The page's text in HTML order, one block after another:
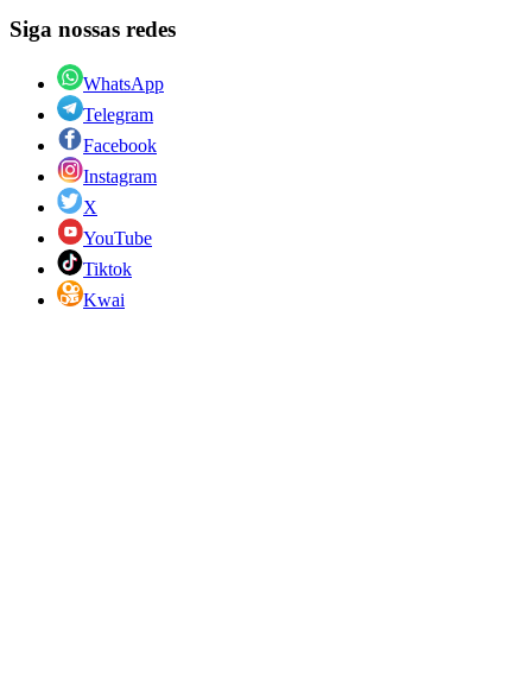
Siga nossas redes
WhatsApp
Telegram
Facebook
Instagram
X
YouTube
Tiktok
Kwai